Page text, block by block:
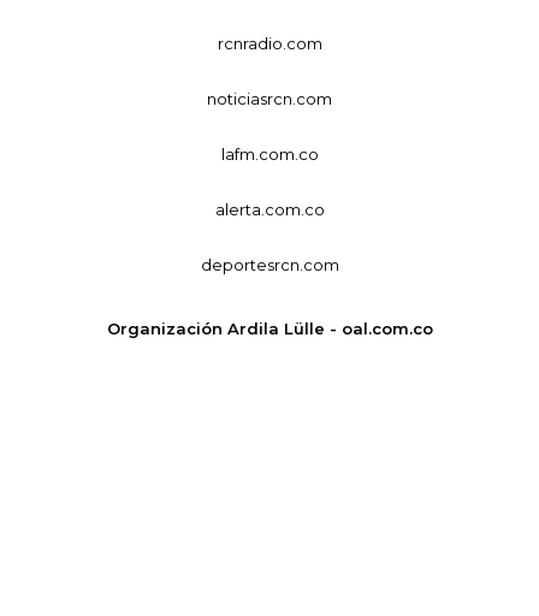
rcnradio.com
noticiasrcn.com
lafm.com.co
alerta.com.co
deportesrcn.com
Organización Ardila Lülle - oal.com.co